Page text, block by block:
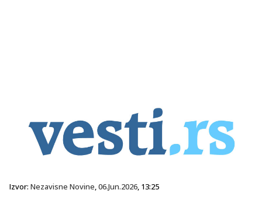
Izvor: Nezavisne Novine,06.Jun.2026, 13:25